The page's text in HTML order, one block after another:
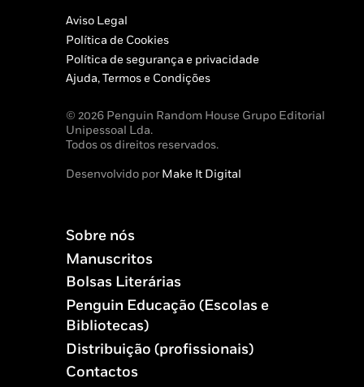
Aviso Legal
Política de Cookies
Política de segurança e privacidade
Ajuda, Termos e Condições
© 2026 Penguin Random House Grupo Editorial
Unipessoal Lda.
Todos os direitos reservados.
Desenvolvido porMake It Digital
Sobre nós
Manuscritos
Bolsas Literárias
Penguin Educação (Escolas e
Bibliotecas)
Distribuição (profissionais)
Contactos